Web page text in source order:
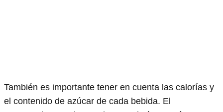
También es importante tener en cuenta las calorías y
el contenido de azúcar de cada bebida. El